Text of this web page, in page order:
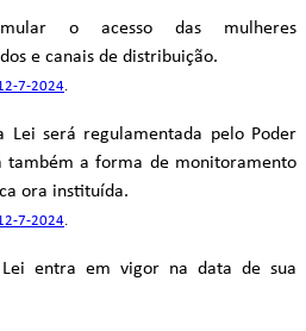
o acesso das mulheres
e canais de distribuição.
7-2024.
Lei será regulamentada pelo Poder
também a forma de monitoramento
ora instituída.
7-2024.
entra em vigor na data de sua